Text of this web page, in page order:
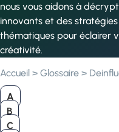
nous vous aidons à
innovants et des
thématiques pour éclairer
créativité.
Accueil > Glossaire >
A
B
C